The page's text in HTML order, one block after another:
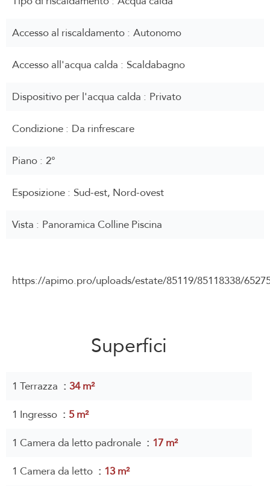
Accesso al riscaldamento Autonomo
Accesso all'acqua calda Scaldabagno
Dispositivo per l'acqua calda Privato
Condizione Da rinfrescare
Piano 2°
Esposizione Sud-est, Nord-ovest
Vista Panoramica Colline Piscina
https://apimo.pro/uploads/estate/85119/85118338/
Superfici
1 Terrazza
34 m²
1 Ingresso
5 m²
1 Camera da letto padronale
17 m²
1 Camera da letto
13 m²